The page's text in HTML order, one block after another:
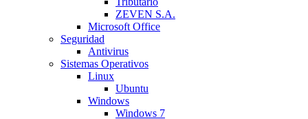
ZEVEN S.A.
Microsoft Office
Seguridad
Antivirus
Sistemas Operativos
Linux
Ubuntu
Windows
Windows 7